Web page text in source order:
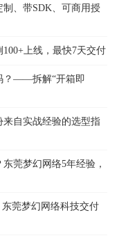
、带SDK、可商用授
上线，最快7天交付
？——拆解“开箱即
自实战经验的选型指
莞梦幻网络5年经验，
莞梦幻网络科技交付